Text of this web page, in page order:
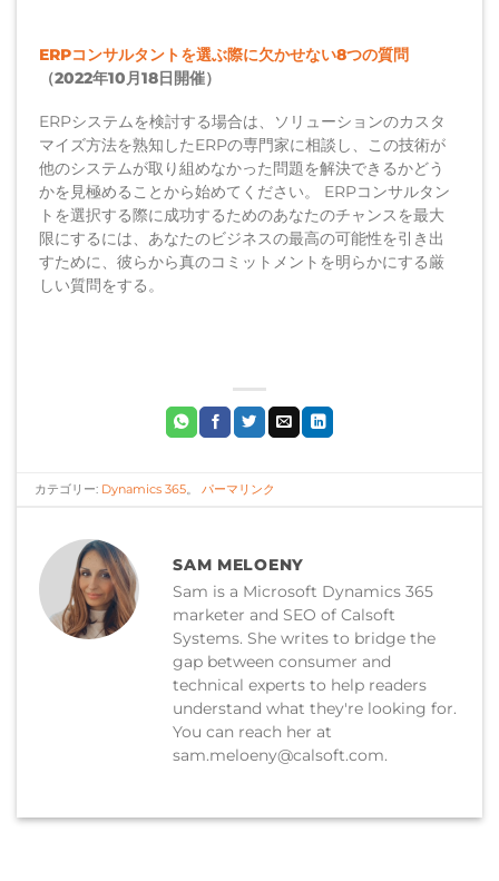
ERPコンサルタントを選ぶ際に欠かせない8つの質問
（2022年10月18日開催）
ERPシステムを検討する場合は、ソリューションのカスタ
マイズ方法を熟知したERPの専門家に相談し、この技術が
他のシステムが取り組めなかった問題を解決できるかどう
かを見極めることから始めてください。 ERPコンサルタン
トを選択する際に成功するためのあなたのチャンスを最大
限にするには、あなたのビジネスの最高の可能性を引き出
すために、彼らから真のコミットメントを明らかにする厳
しい質問をする。
カテゴリー: Dynamics 365 パーマリンク
SAM MELOENY
Sam is a Microsoft Dynamics 365
marketer and SEO of Calsoft
Systems. She writes to bridge the
gap between consumer and
technical experts to help readers
understand what they're looking for.
You can reach her at
sam.meloeny@calsoft.com.